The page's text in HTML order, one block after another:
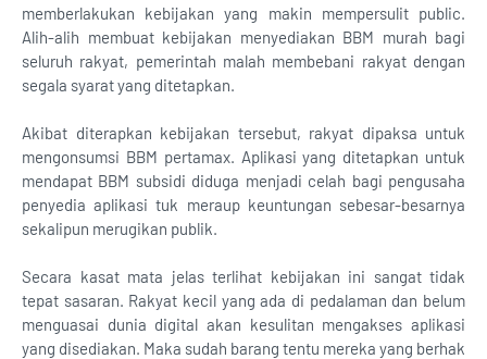
memberlakukan kebijakan yang makin mempersulit public.
Alih-alih membuat kebijakan menyediakan BBM murah bagi
seluruh rakyat, pemerintah malah membebani rakyat dengan
segala syarat yang ditetapkan.
Akibat diterapkan kebijakan tersebut, rakyat dipaksa untuk
mengonsumsi BBM pertamax. Aplikasi yang ditetapkan untuk
mendapat BBM subsidi diduga menjadi celah bagi pengusaha
penyedia aplikasi tuk meraup keuntungan sebesar-besarnya
sekalipun merugikan publik.
Secara kasat mata jelas terlihat kebijakan ini sangat tidak
tepat sasaran. Rakyat kecil yang ada di pedalaman dan belum
menguasai dunia digital akan kesulitan mengakses aplikasi
yang disediakan. Maka sudah barang tentu mereka yang berhak